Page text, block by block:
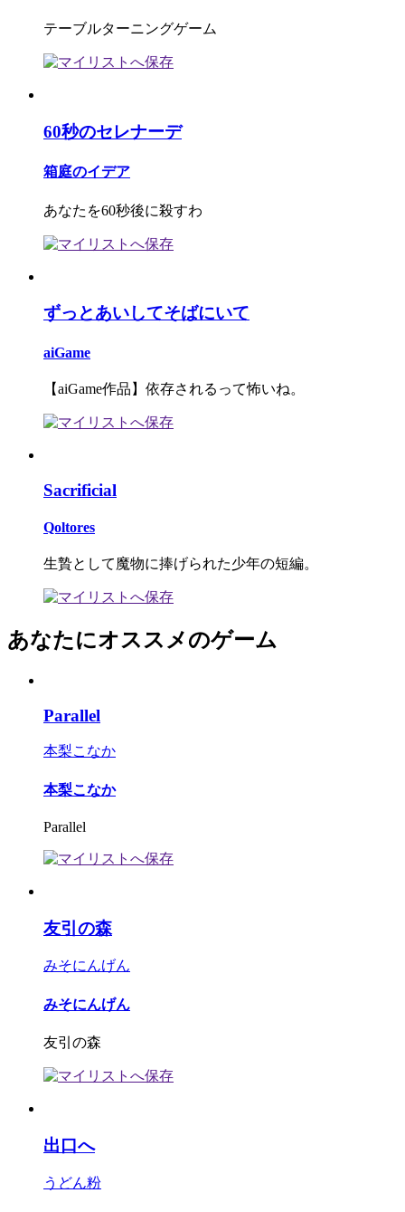
テーブルターニングゲーム
60秒のセレナーデ
箱庭のイデア
あなたを60秒後に殺すわ
ずっとあいしてそばにいて
aiGame
【aiGame作品】依存されるって怖いね。
Sacrificial
Qoltores
生贄として魔物に捧げられた少年の短編。
あなたにオススメのゲーム
Parallel
本梨こなか
本梨こなか
Parallel
友引の森
みそにんげん
みそにんげん
友引の森
出口へ
うどん粉